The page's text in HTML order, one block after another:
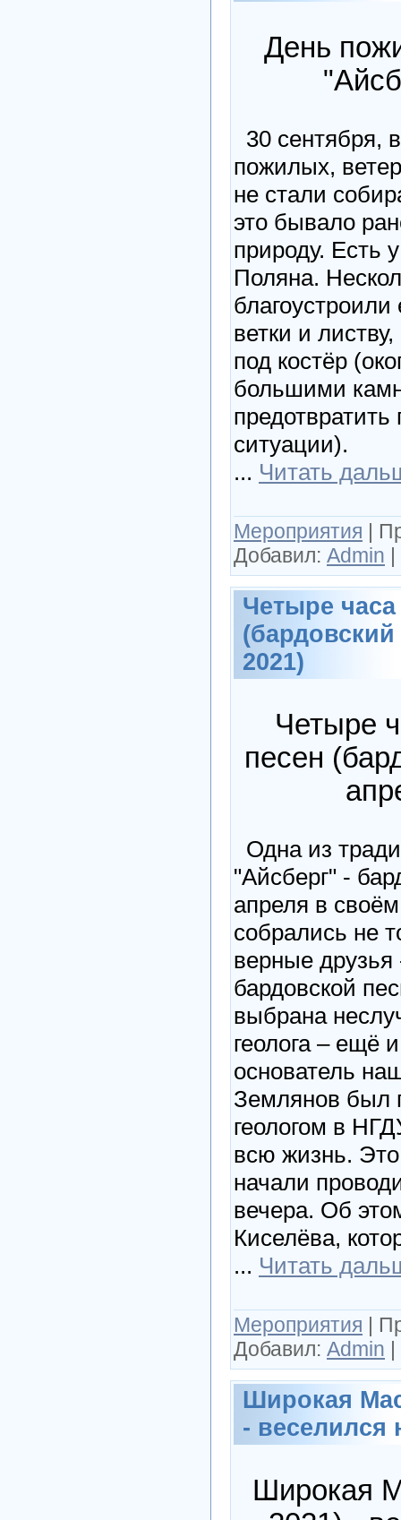
День
30 сентября,
пожилых,
не стали
это бывало
природу. Есть
Поляна.
ветки и
под костёр
большими
ситуации).
... Читать
Мероприятия
Добавил: Admin
Четыре
2021)
Четыре
песен
Одна из
"Айсберг" -
апреля в
собрались не
верные
бардовской
выбрана
геолога – ещё
основатель
Землянов был
геологом в
всю жизнь.
начали
вечера. Об
Киселёва,
... Читать
Мероприятия
Добавил: Admin
Широкая
- веселился
Широкая